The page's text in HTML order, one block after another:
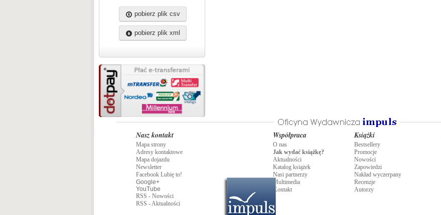
pobierz plik csv
pobierz plik xml
Nasz kontakt
Mapa strony
Adresy kontaktowe
Mapa dojazdu
Newsletter
Facebook Lubię to!
Google+
YouTube
RSS - Nowości
RSS - Aktualności
Współpraca
O nas
Jak wydać książkę?
Aktualności
Katalog książek
Nasi partnerzy
Multimedia
Kontakt
Książki
Bestsellery
Promocje
Nowości
Zapowiedzi
Nakład wyczerpany
Recenzje
Autorzy